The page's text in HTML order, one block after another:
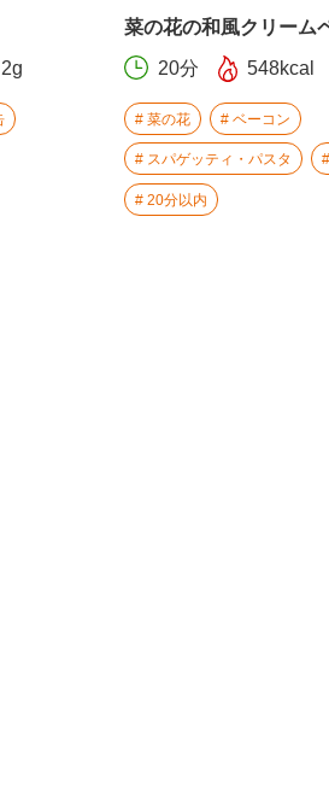
菜の花の和風クリーム
20分 548kcal
菜の花 ベーコン
スパゲッティ・パスタ
20分以内